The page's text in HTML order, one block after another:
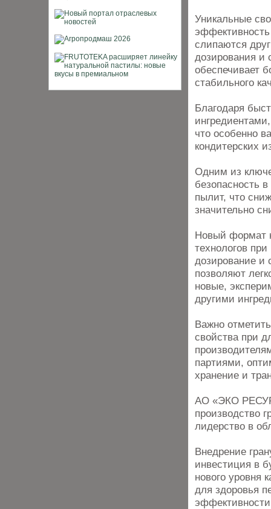
Уникальные
слипаются
дозирования и
обеспечивает
стабильного
Благодаря
что особенно
кондитерских
Одним из
безопасность
пылит, что
значительно
Новый формат
технологов при
дозирование и
позволяют
новые,
другими
Важно
свойства при
партиями,
хранение и
АО «ЭКО
производство
лидерство в
Внедрение
инвестиция в
нового уровня
для здоровья